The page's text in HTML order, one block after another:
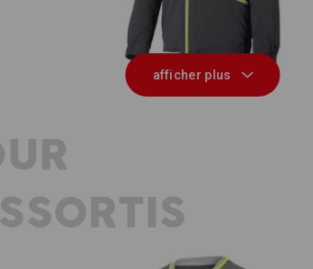
afficher plus